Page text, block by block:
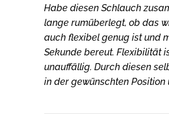
Habe diesen Schlauch
lange rumüberlegt, ob das
auch flexibel genug ist und
Sekunde bereut. Flexibilität
unauffällig. Durch diesen
in der gewünschten